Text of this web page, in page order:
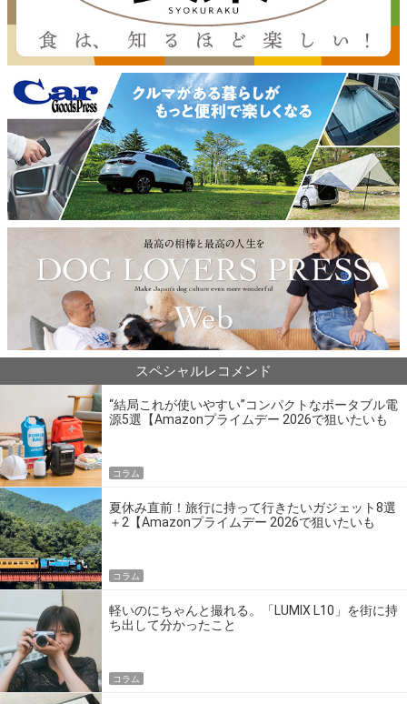
スペシャルレコメンド
“結局これが使いやすい”コンパクトなポータブル電
源5選【Amazonプライムデー 2026で狙いたいも
コラム
夏休み直前！旅行に持って行きたいガジェット8選
＋2【Amazonプライムデー 2026で狙いたいも
コラム
軽いのにちゃんと撮れる。「LUMIX L10」を街に持
ち出して分かったこと
コラム